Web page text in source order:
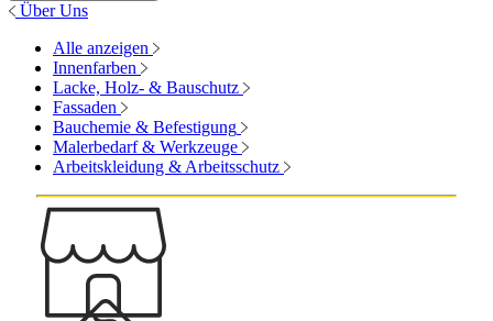
Über Uns
Alle anzeigen
Innenfarben
Lacke, Holz- & Bauschutz
Fassaden
Bauchemie & Befestigung
Malerbedarf & Werkzeuge
Arbeitskleidung & Arbeitsschutz